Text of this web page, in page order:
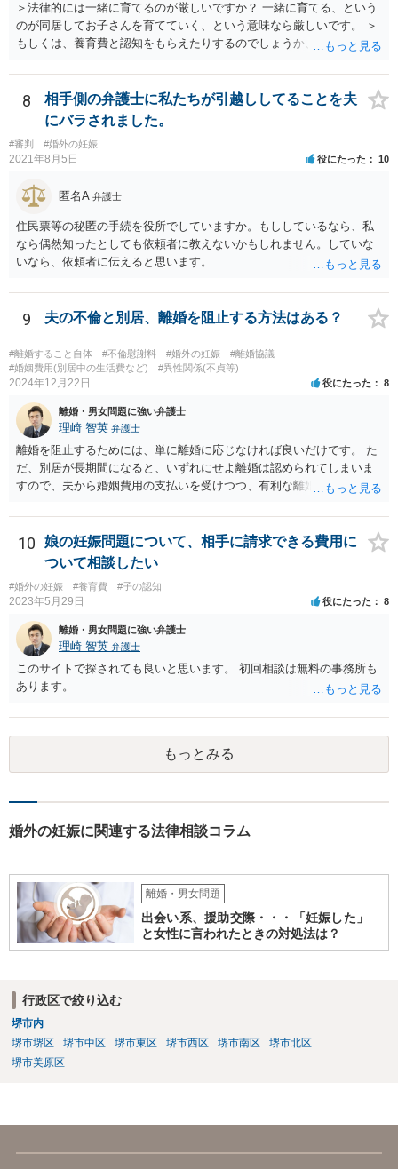
＞法律的には一緒に育てるのが厳しいですか？ 一緒に育てる、という
のが同居してお子さんを育てていく、という意味なら厳しいです。 ＞
もしくは、養育費と認知をもらえたりするのでしょうか、 相手が認知
す。 また、認知されたことを前提に、父親として子を養う義務があり
ますので、 養育費を請求できます。 ただ、極端な話相手に収入がなか
ったり、行方不明だったりすると、実際上の回収が難しい可能性はあ
8
相手側の弁護士に私たちが引越ししてることを夫
にバラされました。
#審判 #婚外の妊娠
2021年8月5日 役にたった 10
匿名A 弁護士
住民票等の秘匿の手続を役所でしていますか。もししているなら、私
なら偶然知ったとしても依頼者に教えないかもしれません。していな
いなら、依頼者に伝えると思います。
9 夫の不倫と別居、離婚を阻止する方法はある？
#離婚すること自体 #不倫慰謝料 #婚外の妊娠
#離婚協議
#婚姻費用(別居中の生活費など)
#異性関係(不貞等)
2024年12月22日 役にたった 8
離婚・男女問題に強い弁護士
理崎 智英 弁護士
離婚を阻止するためには、単に離婚に応じなければ良いだけです。 た
だ、別居が長期間になると、いずれにせよ離婚は認められてしまいま
すので、夫から婚姻費用の支払いを受けつつ、有利な離婚条件での離
10
娘の妊娠問題について、相手に請求できる費用に
ついて相談したい
#婚外の妊娠 #養育費 #子の認知
2023年5月29日 役にたった 8
離婚・男女問題に強い弁護士
理崎 智英 弁護士
このサイトで探されても良いと思います。 初回相談は無料の事務所も
あります。
もっとみる
婚外の妊娠に関連する法律相談コラム
離婚・男女問題
出会い系、援助交際・・・「妊娠した」
と女性に言われたときの対処法は？
行政区で絞り込む
堺市内
堺市堺区
堺市中区 堺市東区 堺市西区 堺市南区
堺市北区
堺市美原区